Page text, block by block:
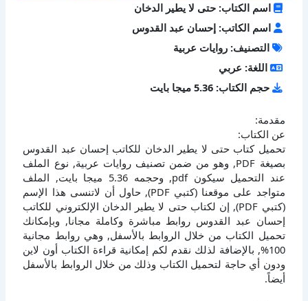
اسم الكتاب: حتى لا يطير الدخان
اسم الكاتب: إحسان عبد القدوس
التصنيف: روايات عربية
اللغة: عربي
حجم الكتاب: 5.36 ميجا بايت
مقدمة:
عن الكتاب:
تحميل كتاب حتى لا يطير الدخان للكاتب إحسان عبد القدوس
بصيغة PDF, وهو من ضمن تصنيف روايات عربية, نوع الملف
عند التحميل سيكون pdf, وحجمه 5.36 ميجا بايت, الملف
متواجد على موقعنا (كتبي PDF), حاول أن لاتنسى هذا الإسم
(كتبي PDF), إن لكتاب حتى لا يطير الدخان الإلكتروني للكاتب
إحسان عبد القدوس روابط مباشرة وكاملة مجانا, وبإمكانك
تحميل الكتاب من خلال الروابط بالأسفل, وهي روابط مجانية
100%, بالإضافة لذلك نقدم لكم إمكانية قراءة الكتاب أون لاين
ودون أي حاجة لتحميل الكتاب وذلك من خلال الروابط بالأسفل
أيضاً.